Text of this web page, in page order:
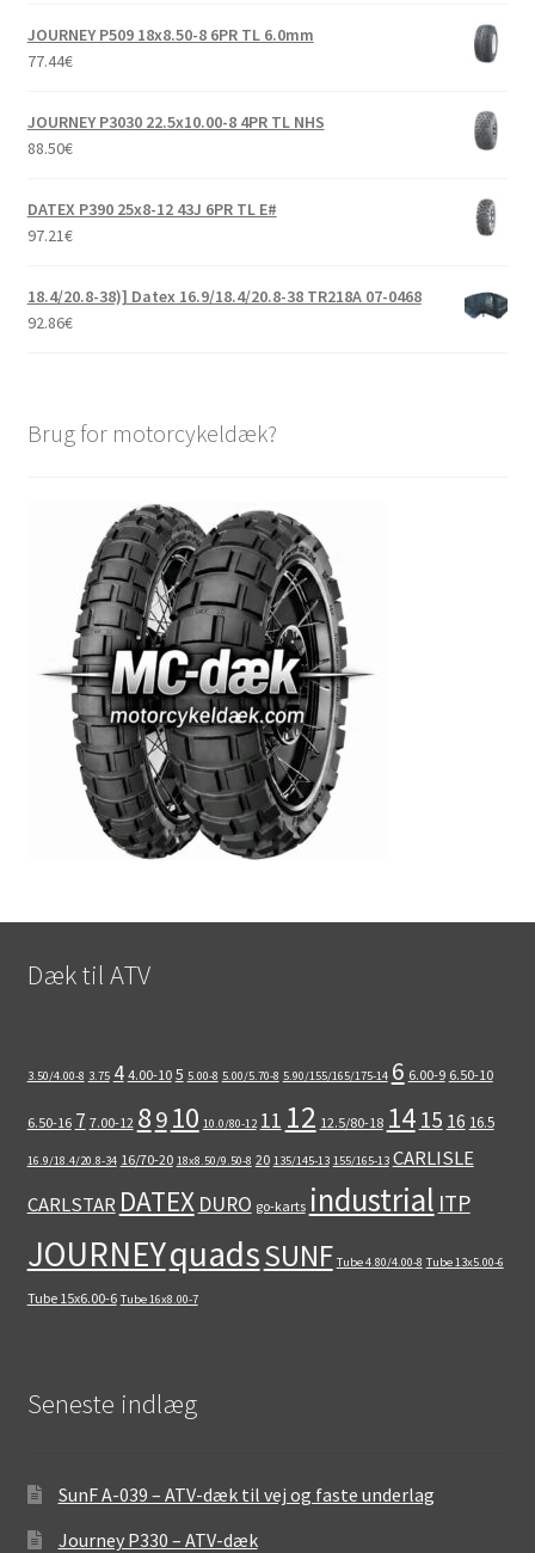
JOURNEY P509 18x8.50-8 6PR TL 6.0mm
77.44€
JOURNEY P3030 22.5x10.00-8 4PR TL NHS
88.50€
DATEX P390 25x8-12 43J 6PR TL E#
97.21€
18.4/20.8-38)] Datex 16.9/18.4/20.8-38 TR218A 07-0468
92.86€
Brug for motorcykeldæk?
Dæk til ATV
3.50/4.00-8 3.75 4 4.00-10 5 5.00-8 5.00/5.70-8 5.90/155/165/175-14 6 6.00-9 6.50-10
6.50-16 7 7.00-12 89 10 10.0/80-12 11 12 12.5/80-18 14 15 16 16.5
16.9/18.4/20.8-34 16/70-20 18x8.50/9.50-8 20 135/145-13 155/165-13 CARLISLE
CARLSTAR DATEX DURO go-karts industrial ITP
JOURNEYquadsSUNF Tube 4.80/4.00-8 Tube 13x5.00-6
Tube 15x6.00-6 Tube 16x8.00-7
Seneste indlæg
SunF A-039 – ATV-dæk til vej og faste underlag
Journey P330 – ATV-dæk